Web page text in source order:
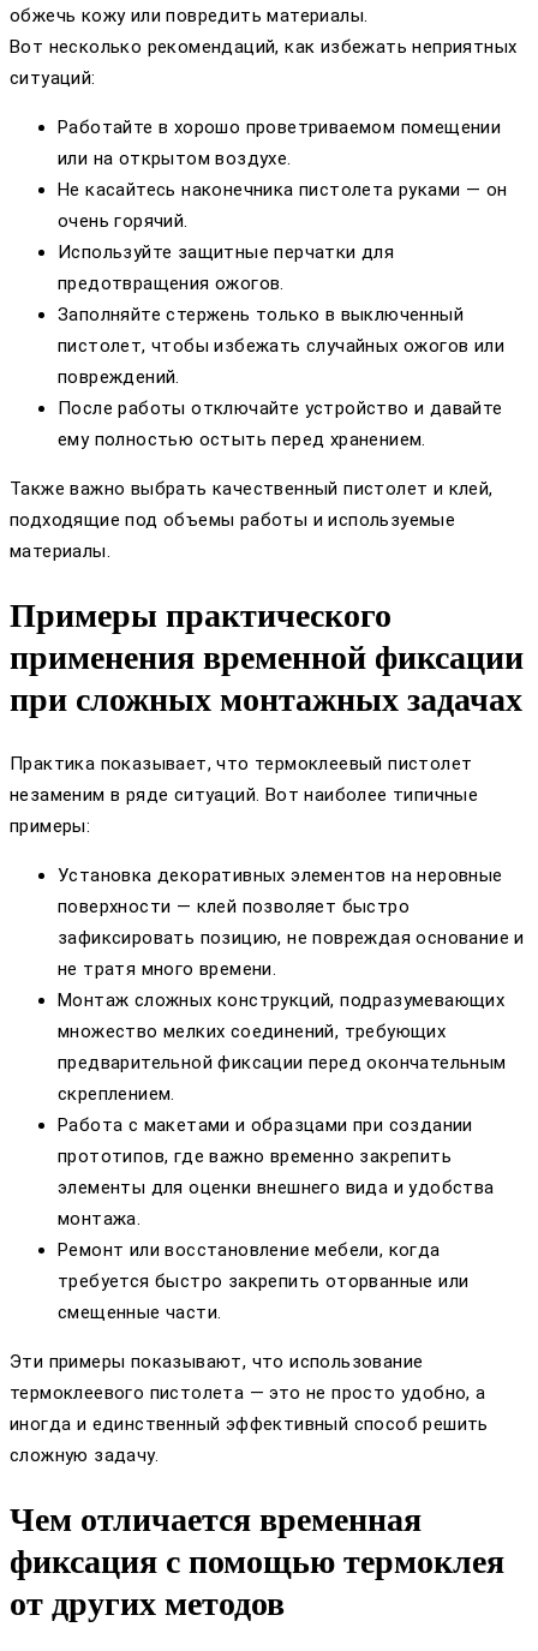
обжечь кожу или повредить материалы.
Вот несколько рекомендаций, как избежать неприятных
ситуаций:
Работайте в хорошо проветриваемом помещении
или на открытом воздухе.
Не касайтесь наконечника пистолета руками — он
очень горячий.
Используйте защитные перчатки для
предотвращения ожогов.
Заполняйте стержень только в выключенный
пистолет, чтобы избежать случайных ожогов или
повреждений.
После работы отключайте устройство и давайте
ему полностью остыть перед хранением.
Также важно выбрать качественный пистолет и клей,
подходящие под объемы работы и используемые
материалы.
Примеры практического
применения временной фиксации
при сложных монтажных задачах
Практика показывает, что термоклеевый пистолет
незаменим в ряде ситуаций. Вот наиболее типичные
примеры:
Установка декоративных элементов на неровные
поверхности — клей позволяет быстро
зафиксировать позицию, не повреждая основание и
не тратя много времени.
Монтаж сложных конструкций, подразумевающих
множество мелких соединений, требующих
предварительной фиксации перед окончательным
скреплением.
Работа с макетами и образцами при создании
прототипов, где важно временно закрепить
элементы для оценки внешнего вида и удобства
монтажа.
Ремонт или восстановление мебели, когда
требуется быстро закрепить оторванные или
смещенные части.
Эти примеры показывают, что использование
термоклеевого пистолета — это не просто удобно, а
иногда и единственный эффективный способ решить
сложную задачу.
Чем отличается временная
фиксация с помощью термоклея
от других методов